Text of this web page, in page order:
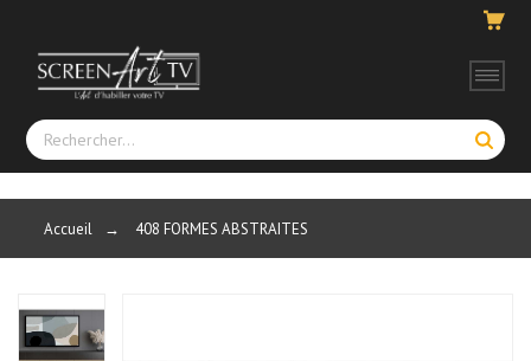
Accueil → 408 FORMES ABSTRAITES